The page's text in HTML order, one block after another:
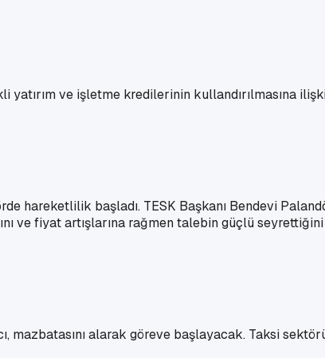
ve işletme kredilerinin kullandırılmasına
başladı. TESK Başkanı Bendevi
ve fiyat artışlarına rağmen talebin güçlü
mazbatasını alarak göreve başlayacak. Taksi